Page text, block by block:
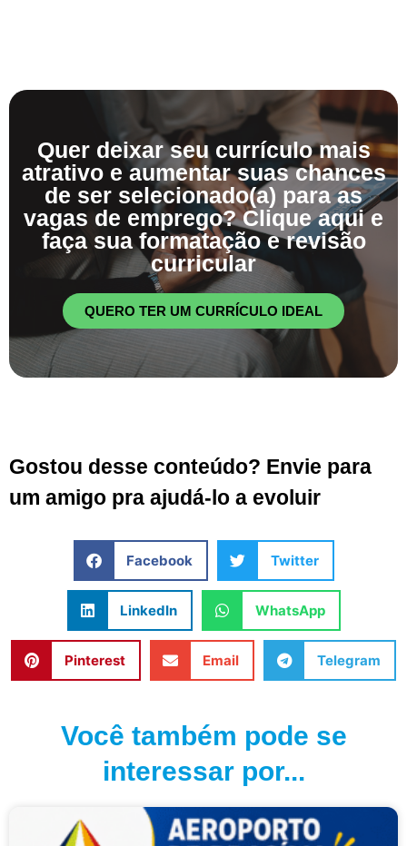
Quer deixar seu currículo mais
atrativo e aumentar suas chances
de ser selecionado(a) para as
vagas de emprego? Clique aqui e
faça sua formatação e revisão
curricular
QUERO TER UM CURRÍCULO IDEAL
Gostou desse conteúdo? Envie para
um amigo pra ajudá-lo a evoluir
Facebook Twitter
LinkedIn WhatsApp
Pinterest Email Telegram
Você também pode se
interessar por...